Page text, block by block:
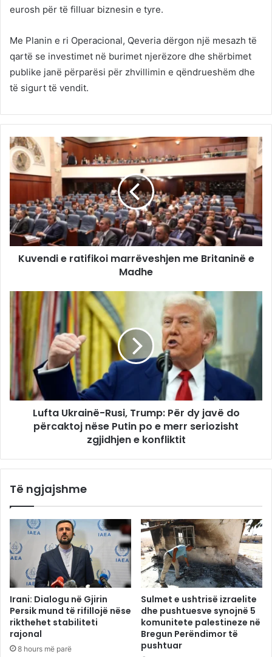
eurosh për të filluar biznesin e tyre.
Me Planin e ri Operacional, Qeveria dërgon një mesazh të
qartë se investimet në burimet njerëzore dhe shërbimet
publike janë përparësi për zhvillimin e qëndrueshëm dhe
të sigurt të vendit.
Kuvendi e ratifikoi marrëveshjen me Britaninë e
Madhe
Lufta Ukrainë-Rusi, Trump: Për dy javë do
përcaktoj nëse Putin po e merr seriozisht
zgjidhjen e konfliktit
Të ngjajshme
Irani: Dialogu në Gjirin
Persik mund të rifillojë nëse
rikthehet stabiliteti
rajonal
8 hours më parë
Sulmet e ushtrisë izraelite
dhe pushtuesve synojnë 5
komunitete palestineze në
Bregun Perëndimor të
pushtuar